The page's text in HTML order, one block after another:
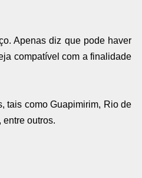
Apenas diz que pode haver
compatível com a finalidade
tais como Guapimirim, Rio de
outros.